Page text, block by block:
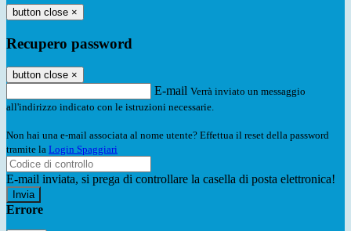
button close ×
Recupero password
button close ×
E-mail Verrà inviato un messaggio
all'indirizzo indicato con le istruzioni necessarie.
Non hai una e-mail associata al nome utente? Effettua il reset della password
tramite la Login Spaggiari
E-mail inviata, si prega di controllare la casella di posta elettronica!
Errore